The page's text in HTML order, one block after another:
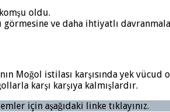
oldu.
görmesine ve daha ihtiyatlı
Moğol istilası karşısında yek
karşı karşıya kalmışlardır.
için aşağıdaki linke tıklayınız.